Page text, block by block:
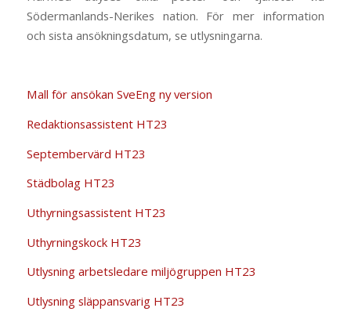
Södermanlands-Nerikes nation. För mer information
och sista ansökningsdatum, se utlysningarna.
Mall för ansökan SveEng ny version
Redaktionsassistent HT23
Septembervärd HT23
Städbolag HT23
Uthyrningsassistent HT23
Uthyrningskock HT23
Utlysning arbetsledare miljögruppen HT23
Utlysning släppansvarig HT23